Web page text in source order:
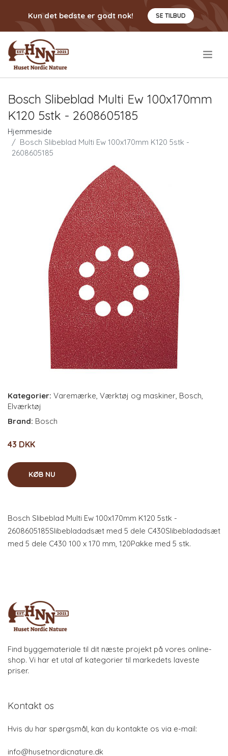
Kun det bedste er godt nok! SE TILBUD
Bosch Slibeblad Multi Ew 100x170mm
K120 5stk - 2608605185
Hjemmeside
Bosch Slibeblad Multi Ew 100x170mm K120 5stk -
2608605185
Kategorier: Varemærke, Værktøj og maskiner, Bosch,
Elværktøj
Brand: Bosch
43 DKK
KØB NU
Bosch Slibeblad Multi Ew 100x170mm K120 5stk -
2608605185Slibebladadsæt med 5 dele C430Slibebladadsæt
med 5 dele C430 100 x 170 mm, 120Pakke med 5 stk.
Find byggemateriale til dit næste projekt på vores online-
shop. Vi har et utal af kategorier til markedets laveste
priser.
Kontakt os
Hvis du har spørgsmål, kan du kontakte os via e-mail:
info@husetnordicnature.dk